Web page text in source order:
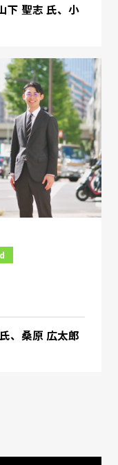
聖志 氏、小
、桑原 広太郎